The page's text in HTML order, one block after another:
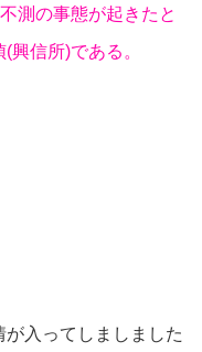
測の事態が起きたと
興信所)である。
入ってしましました